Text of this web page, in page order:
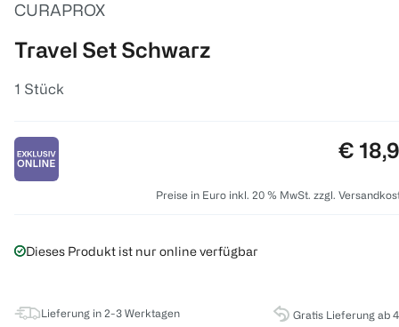
CURAPROX
Travel Set Schwarz
1 Stück
Preis:
€
Preise in Euro inkl. 20 % MwSt. zzgl.
Dieses Produkt ist nur online verfügbar
Lieferung in 2-3 Werktagen Gratis Lieferung ab